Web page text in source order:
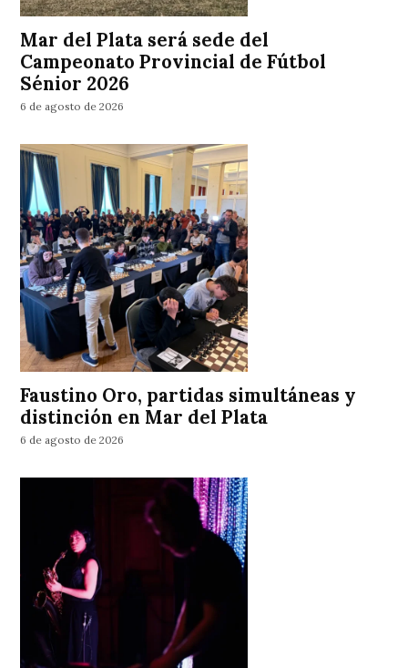
Mar del Plata será sede del
Campeonato Provincial de Fútbol
Sénior 2026
6 de agosto de 2026
Faustino Oro, partidas simultáneas y
distinción en Mar del Plata
6 de agosto de 2026